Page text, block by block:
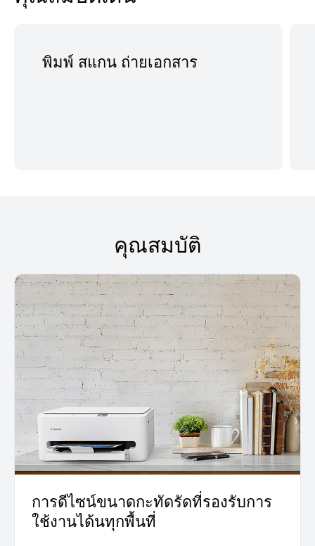
พิมพ์ สแกน ถ่ายเอกสาร
คุณสมบัติ
การดีไซน์ขนาดกะทัดรัดที่รองรับการ
ใช้งานได้นทุกพื้นที่